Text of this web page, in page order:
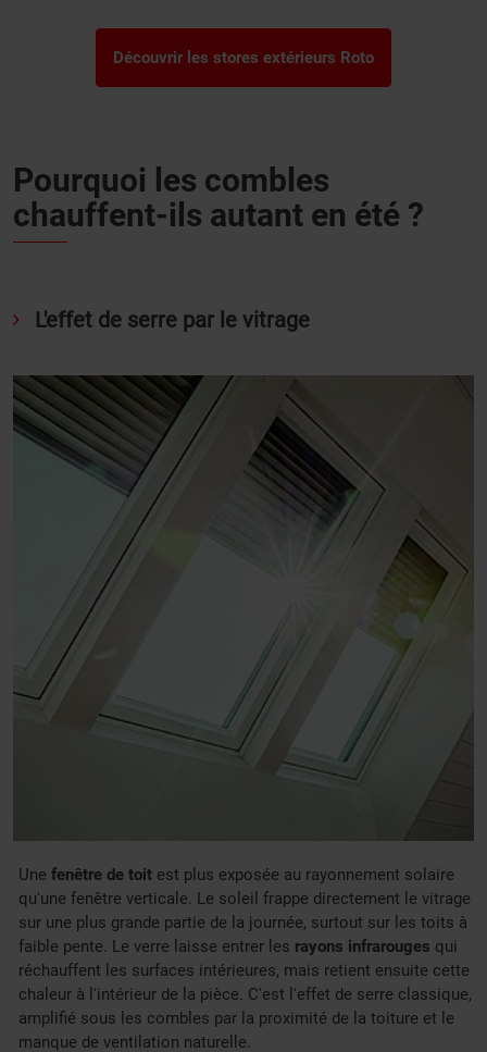
Découvrir les stores extérieurs Roto
Pourquoi les combles
chauffent-ils autant en été ?
L'effet de serre par le vitrage
Une fenêtre de toit est plus exposée au rayonnement solaire
qu'une fenêtre verticale. Le soleil frappe directement le vitrage
sur une plus grande partie de la journée, surtout sur les toits à
faible pente. Le verre laisse entrer les rayons infrarouges qui
réchauffent les surfaces intérieures, mais retient ensuite cette
chaleur à l'intérieur de la pièce. C'est l'effet de serre classique,
amplifié sous les combles par la proximité de la toiture et le
manque de ventilation naturelle.